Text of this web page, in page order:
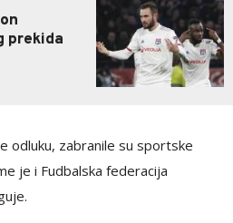
prekida
odluku, zabranile su sportske
je i Fudbalska federacija